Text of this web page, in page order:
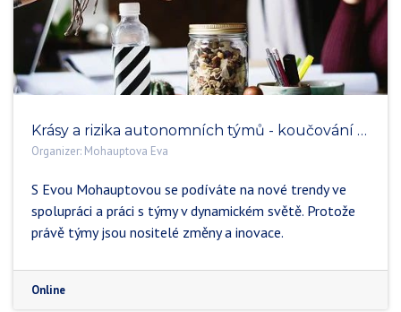
Krásy a rizika autonomních týmů - koučování týmu
Organizer: Mohauptova Eva
S Evou Mohauptovou se podíváte na nové trendy ve
spolupráci a práci s týmy v dynamickém světě. Protože
právě týmy jsou nositelé změny a inovace.
Online